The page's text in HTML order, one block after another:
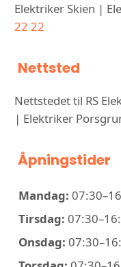
Elektriker Skien |
22 22
Nettsted
Nettstedet til RS
| Elektriker
Åpningstider
Mandag:
Tirsdag:
Onsdag: